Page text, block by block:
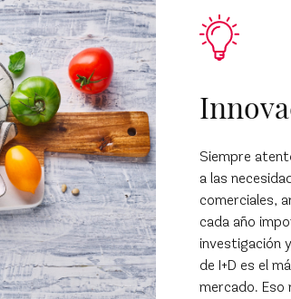
Siempre
a las
comerciales,
cada año
investigación
de I+D es el
mercado. Eso